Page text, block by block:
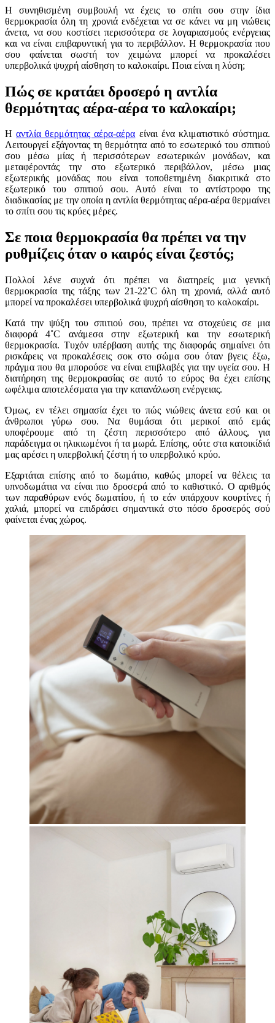
Η συνηθισμένη συμβουλή να έχεις το σπίτι σου στην ίδια
θερμοκρασία όλη τη χρονιά ενδέχεται να σε κάνει να μη νιώθεις
άνετα, να σου κοστίσει περισσότερα σε λογαριασμούς ενέργειας
και να είναι επιβαρυντική για το περιβάλλον. Η θερμοκρασία που
σου φαίνεται σωστή τον χειμώνα μπορεί να προκαλέσει
υπερβολικά ψυχρή αίσθηση το καλοκαίρι. Ποια είναι η λύση;
Πώς σε κρατάει δροσερό η αντλία
θερμότητας αέρα-αέρα το καλοκαίρι;
Ηαντλία θερμότητας αέρα-αέρα είναι ένα κλιματιστικό σύστημα.
Λειτουργεί εξάγοντας τη θερμότητα από το εσωτερικό του σπιτιού
σου μέσω μίας ή περισσότερων εσωτερικών μονάδων, και
μεταφέροντάς την στο εξωτερικό περιβάλλον, μέσω μιας
εξωτερικής μονάδας που είναι τοποθετημένη διακριτικά στο
εξωτερικό του σπιτιού σου. Αυτό είναι το αντίστροφο της
διαδικασίας με την οποία η αντλία θερμότητας αέρα-αέρα θερμαίνει
το σπίτι σου τις κρύες μέρες.
Σε ποια θερμοκρασία θα πρέπει να την
ρυθμίζεις όταν ο καιρός είναι ζεστός;
Πολλοί λένε συχνά ότι πρέπει να διατηρείς μια γενική
θερμοκρασία της τάξης των 21-22˚C όλη τη χρονιά, αλλά αυτό
μπορεί να προκαλέσει υπερβολικά ψυχρή αίσθηση το καλοκαίρι.
Κατά την ψύξη του σπιτιού σου, πρέπει να στοχεύεις σε μια
διαφορά 4˚C ανάμεσα στην εξωτερική και την εσωτερική
θερμοκρασία. Τυχόν υπέρβαση αυτής της διαφοράς σημαίνει ότι
ρισκάρεις να προκαλέσεις σοκ στο σώμα σου όταν βγεις έξω,
πράγμα που θα μπορούσε να είναι επιβλαβές για την υγεία σου. Η
διατήρηση της θερμοκρασίας σε αυτό το εύρος θα έχει επίσης
ωφέλιμα αποτελέσματα για την κατανάλωση ενέργειας.
Όμως, εν τέλει σημασία έχει το πώς νιώθεις άνετα εσύ και οι
άνθρωποι γύρω σου. Να θυμάσαι ότι μερικοί από εμάς
υποφέρουμε από τη ζέστη περισσότερο από άλλους, για
παράδειγμα οι ηλικιωμένοι ή τα μωρά. Επίσης, ούτε στα κατοικίδιά
μας αρέσει η υπερβολική ζέστη ή το υπερβολικό κρύο.
Εξαρτάται επίσης από το δωμάτιο, καθώς μπορεί να θέλεις τα
υπνοδωμάτια να είναι πιο δροσερά από το καθιστικό. Ο αριθμός
των παραθύρων ενός δωματίου, ή το εάν υπάρχουν κουρτίνες ή
χαλιά, μπορεί να επιδράσει σημαντικά στο πόσο δροσερός σού
φαίνεται ένας χώρος.